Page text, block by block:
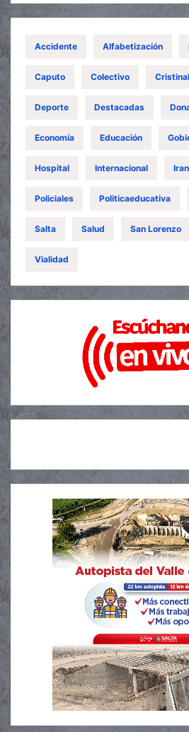
Accidente Alfabetización
Caputo Colectivo
Deporte Destacadas
Economía Educación
Hospital Internacional Iran
Policiales Politicaeducativa
Salta Salud San Lorenzo
Vialidad